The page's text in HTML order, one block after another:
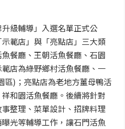
級輔導」入選名單正式公
範店」與「亮點店」三大類
餐廳、王朝活魚餐廳、石園
店為綠野鄉村活魚餐廳、一
區)；亮點店為老地方薑母鴨活
和園活魚餐廳。後續將針對
整理、菜單設計、招牌料理
光等輔導工作，讓石門活魚